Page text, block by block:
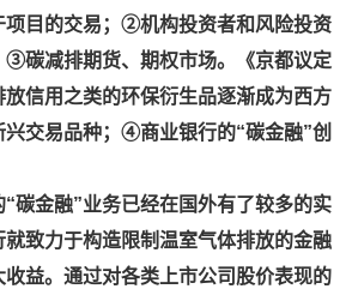
项目的交易；②机构投资者和风险投资
③碳减排期货、期权市场。《京都议定
信用之类的环保衍生品逐渐成为西方
交易品种；④商业银行的“碳金融”创
金融”业务已经在国外有了较多的实
致力于构造限制温室气体排放的金融
益。通过对各类上市公司股价表现的